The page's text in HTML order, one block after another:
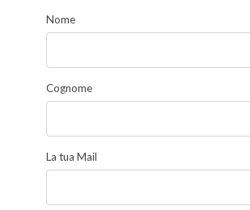
Nome
Cognome
La tua Mail